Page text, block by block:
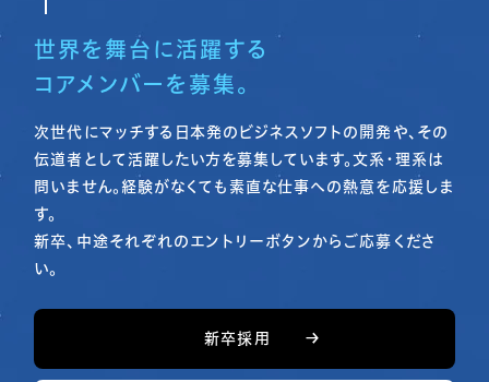
世界を舞台に活躍する
コアメンバーを募集。
次世代にマッチする日本発のビジネスソフトの開発や、その
伝道者として活躍したい方を募集しています。文系・理系は
問いません。経験がなくても素直な仕事への熱意を応援しま
す。
新卒、中途それぞれのエントリーボタンからご応募くださ
い。
新卒採用